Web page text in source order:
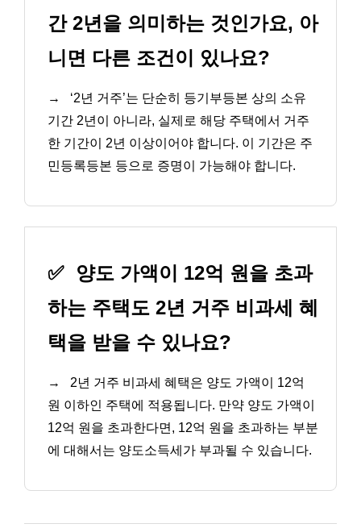
간 2년을 의미하는 것인가요, 아
니면 다른 조건이 있나요?
→
‘2년 거주’는 단순히 등기부등본 상의 소유
기간 2년이 아니라, 실제로 해당 주택에서 거주
한 기간이 2년 이상이어야 합니다. 이 기간은 주
민등록등본 등으로 증명이 가능해야 합니다.
✅
양도 가액이 12억 원을 초과
하는 주택도 2년 거주 비과세 혜
택을 받을 수 있나요?
→
2년 거주 비과세 혜택은 양도 가액이 12억
원 이하인 주택에 적용됩니다. 만약 양도 가액이
12억 원을 초과한다면, 12억 원을 초과하는 부분
에 대해서는 양도소득세가 부과될 수 있습니다.